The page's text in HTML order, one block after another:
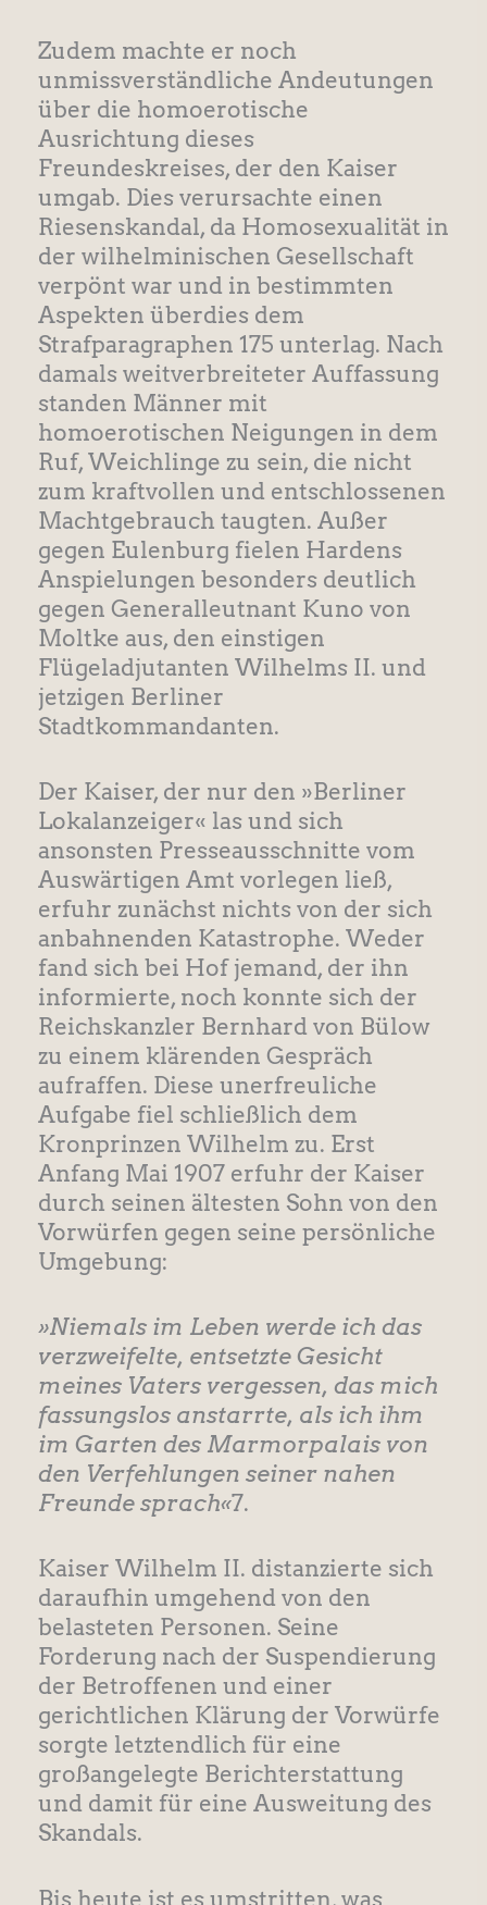
Zudem machte er noch
unmissverständliche Andeutungen
über die homoerotische
Ausrichtung dieses
Freundeskreises, der den Kaiser
umgab. Dies verursachte einen
Riesenskandal, da Homosexualität in
der wilhelminischen Gesellschaft
verpönt war und in bestimmten
Aspekten überdies dem
Strafparagraphen 175 unterlag. Nach
damals weitverbreiteter Auffassung
standen Männer mit
homoerotischen Neigungen in dem
Ruf, Weichlinge zu sein, die nicht
zum kraftvollen und entschlossenen
Machtgebrauch taugten. Außer
gegen Eulenburg fielen Hardens
Anspielungen besonders deutlich
gegen Generalleutnant Kuno von
Moltke aus, den einstigen
Flügeladjutanten Wilhelms II. und
jetzigen Berliner
Stadtkommandanten.
Der Kaiser, der nur den »Berliner
Lokalanzeiger« las und sich
ansonsten Presseausschnitte vom
Auswärtigen Amt vorlegen ließ,
erfuhr zunächst nichts von der sich
anbahnenden Katastrophe. Weder
fand sich bei Hof jemand, der ihn
informierte, noch konnte sich der
Reichskanzler Bernhard von Bülow
zu einem klärenden Gespräch
aufraffen. Diese unerfreuliche
Aufgabe fiel schließlich dem
Kronprinzen Wilhelm zu. Erst
Anfang Mai 1907 erfuhr der Kaiser
durch seinen ältesten Sohn von den
Vorwürfen gegen seine persönliche
Umgebung:
»Niemals im Leben werde ich das
verzweifelte, entsetzte Gesicht
meines Vaters vergessen, das mich
fassungslos anstarrte, als ich ihm
im Garten des Marmorpalais von
den Verfehlungen seiner nahen
Freunde sprach«7.
Kaiser Wilhelm II. distanzierte sich
daraufhin umgehend von den
belasteten Personen. Seine
Forderung nach der Suspendierung
der Betroffenen und einer
gerichtlichen Klärung der Vorwürfe
sorgte letztendlich für eine
großangelegte Berichterstattung
und damit für eine Ausweitung des
Skandals.
Bis heute ist es umstritten, was